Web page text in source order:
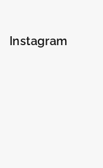
Instagram